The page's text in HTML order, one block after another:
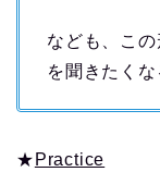
なども、こ
を聞きたくな
★ Practice